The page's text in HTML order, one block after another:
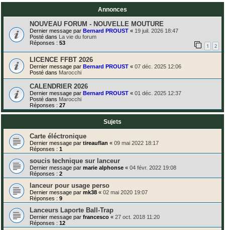
Annonces
NOUVEAU FORUM - NOUVELLE MOUTURE
Dernier message par Bernard PROUST « 19 juil. 2026 18:47
Posté dans La vie du forum
Réponses : 53 1 2
LICENCE FFBT 2026
Dernier message par Bernard PROUST « 07 déc. 2025 12:06
Posté dans Marocchi
CALENDRIER 2026
Dernier message par Bernard PROUST « 01 déc. 2025 12:37
Posté dans Marocchi
Réponses : 27
Sujets
Carte éléctronique
Dernier message par tireauflan « 09 mai 2022 18:17
Réponses : 1
soucis technique sur lanceur
Dernier message par marie alphonse « 04 févr. 2022 19:08
Réponses : 2
lanceur pour usage perso
Dernier message par mk38 « 02 mai 2020 19:07
Réponses : 9
Lanceurs Laporte Ball-Trap
Dernier message par francesco « 27 oct. 2018 11:20
Réponses : 12